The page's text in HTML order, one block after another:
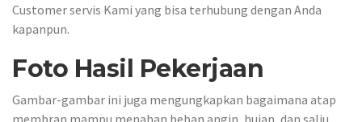
Customer servis Kami yang bisa terhubung dengan Anda
kapanpun.
Foto Hasil Pekerjaan
Gambar-gambar ini juga mengungkapkan bagaimana atap
membran mampu menahan beban angin, hujan, dan salju